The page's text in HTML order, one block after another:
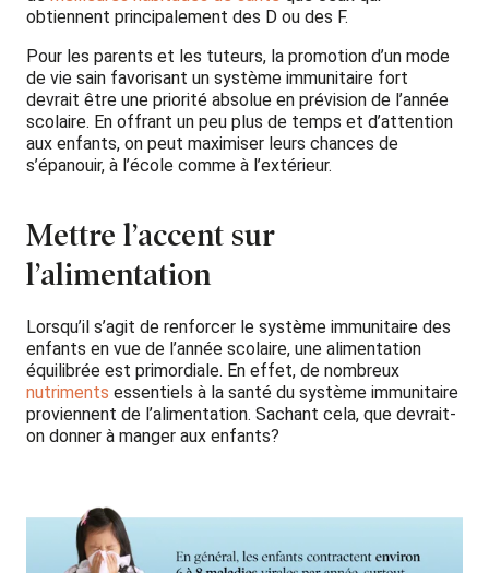
obtiennent principalement des D ou des F.
Pour les parents et les tuteurs, la promotion d’un mode
de vie sain favorisant un système immunitaire fort
devrait être une priorité absolue en prévision de l’année
scolaire. En offrant un peu plus de temps et d’attention
aux enfants, on peut maximiser leurs chances de
s’épanouir, à l’école comme à l’extérieur.
Mettre l’accent sur
l’alimentation
Lorsqu’il s’agit de renforcer le système immunitaire des
enfants en vue de l’année scolaire, une alimentation
équilibrée est primordiale. En effet, de nombreux
nutriments essentiels à la santé du système immunitaire
proviennent de l’alimentation. Sachant cela, que devrait-
on donner à manger aux enfants?